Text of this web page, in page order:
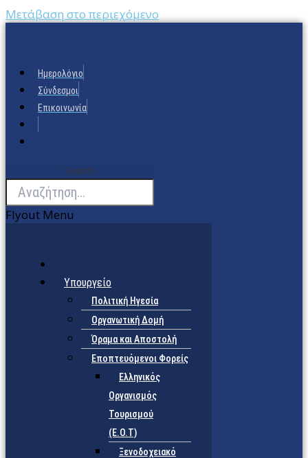
Μετάβαση στο περιεχόμενο
Ημερολόγιο
Σύνδεσμοι
Επικοινωνία
Search
Flyout Menu
Υπουργείο
Πολιτική Ηγεσία
Οργανωτική Δομή
Όραμα και Αποστολή
Εποπτευόμενοι Φορείς
Eλληνικός
Οργανισμός
Τουρισμού
(Ε.Ο.Τ)
Ξενοδοχειακό